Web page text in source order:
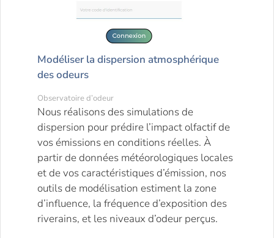
Modéliser la dispersion atmosphérique
des odeurs
Observatoire d’odeur
Nous réalisons des simulations de
dispersion pour prédire l’impact olfactif de
vos émissions en conditions réelles. À
partir de données météorologiques locales
et de vos caractéristiques d’émission, nos
outils de modélisation estiment la zone
d’influence, la fréquence d’exposition des
riverains, et les niveaux d’odeur perçus.